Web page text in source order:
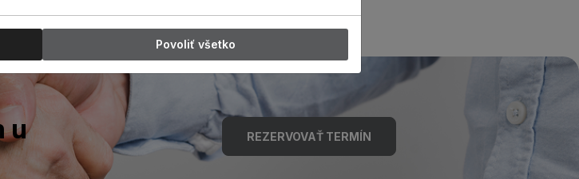
u
REZERVOVAŤ TERMÍN
Povoliť všetko